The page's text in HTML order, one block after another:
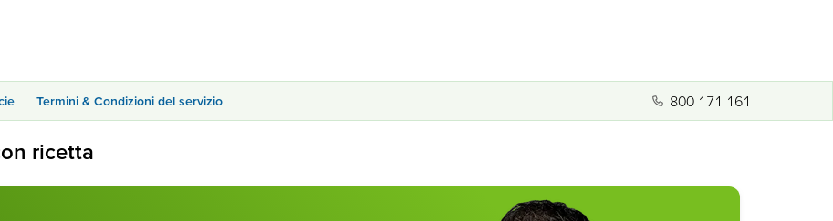
Termini & Condizioni del servizio 800 171 161
ricetta